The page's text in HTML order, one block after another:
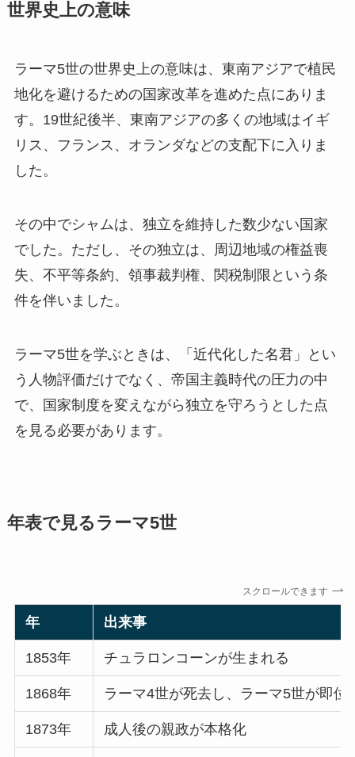
世界史上の意味
ラーマ5世の世界史上の意味は、東南アジアで植民
地化を避けるための国家改革を進めた点にありま
す。19世紀後半、東南アジアの多くの地域はイギ
リス、フランス、オランダなどの支配下に入りま
した。
その中でシャムは、独立を維持した数少ない国家
でした。ただし、その独立は、周辺地域の権益喪
失、不平等条約、領事裁判権、関税制限という条
件を伴いました。
ラーマ5世を学ぶときは、「近代化した名君」とい
う人物評価だけでなく、帝国主義時代の圧力の中
で、国家制度を変えながら独立を守ろうとした点
を見る必要があります。
年表で見るラーマ5世
スクロールできます
年 出来事
1853年 チュラロンコーンが生まれる
1868年 ラーマ4世が死去し、ラーマ5世が即位
1873年 成人後の親政が本格化